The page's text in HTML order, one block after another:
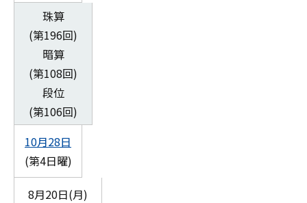
珠算
(第196回)
暗算
(第108回)
段位
(第106回)
10月28日
(第4日曜)
8月20日(月)